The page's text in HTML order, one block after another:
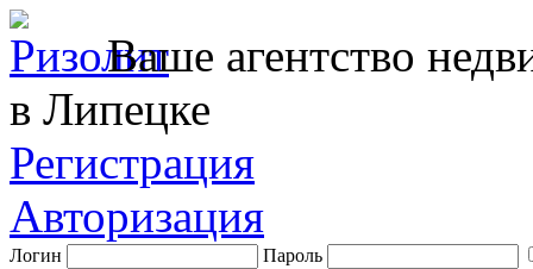
Ваше агентство
в Липецке
Регистрация
Авторизация
Логин Пароль